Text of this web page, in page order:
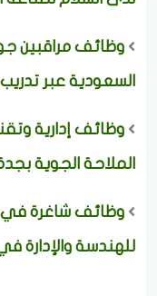
وظائف مراقبين
السعودية عبر
وظائف إدارية
الملاحة الجوية
وظائف شاغرة في
للهندسة والإدارة